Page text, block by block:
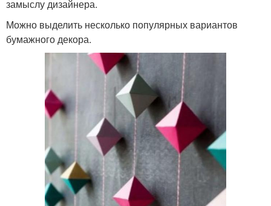
замыслу дизайнера.
Можно выделить несколько популярных вариантов
бумажного декора.